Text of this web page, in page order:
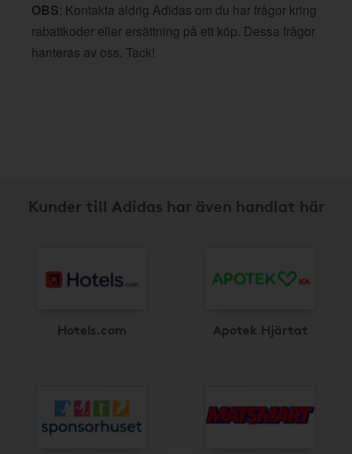
OBS: Kontakta aldrig Adidas om du har frågor kring
rabattkoder eller ersättning på ett köp. Dessa frågor
hanteras av oss. Tack!
Kunder till Adidas har även handlat här
Hotels.com Apotek Hjärtat